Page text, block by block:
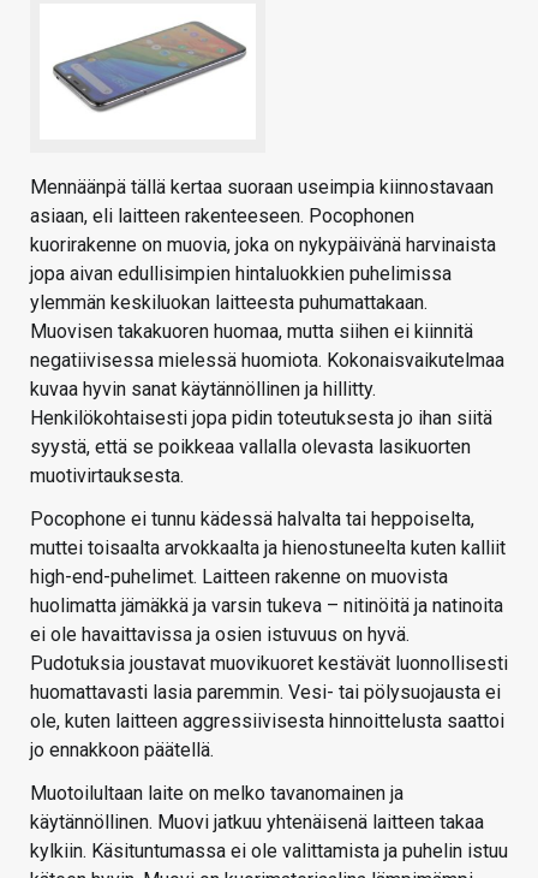
Mennäänpä tällä kertaa suoraan useimpia kiinnostavaan
asiaan, eli laitteen rakenteeseen. Pocophonen
kuorirakenne on muovia, joka on nykypäivänä harvinaista
jopa aivan edullisimpien hintaluokkien puhelimissa
ylemmän keskiluokan laitteesta puhumattakaan.
Muovisen takakuoren huomaa, mutta siihen ei kiinnitä
negatiivisessa mielessä huomiota. Kokonaisvaikutelmaa
kuvaa hyvin sanat käytännöllinen ja hillitty.
Henkilökohtaisesti jopa pidin toteutuksesta jo ihan siitä
syystä, että se poikkeaa vallalla olevasta lasikuorten
muotivirtauksesta.
Pocophone ei tunnu kädessä halvalta tai heppoiselta,
muttei toisaalta arvokkaalta ja hienostuneelta kuten kalliit
high-end-puhelimet. Laitteen rakenne on muovista
huolimatta jämäkkä ja varsin tukeva – nitinöitä ja natinoita
ei ole havaittavissa ja osien istuvuus on hyvä.
Pudotuksia joustavat muovikuoret kestävät luonnollisesti
huomattavasti lasia paremmin. Vesi- tai pölysuojausta ei
ole, kuten laitteen aggressiivisesta hinnoittelusta saattoi
jo ennakkoon päätellä.
Muotoilultaan laite on melko tavanomainen ja
käytännöllinen. Muovi jatkuu yhtenäisenä laitteen takaa
kylkiin. Käsituntumassa ei ole valittamista ja puhelin istuu